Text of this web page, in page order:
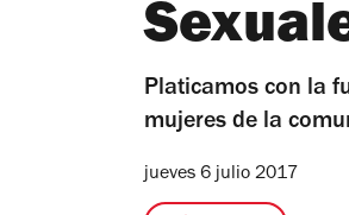
Platicamos con la
mujeres de la
jueves 6 julio 2017